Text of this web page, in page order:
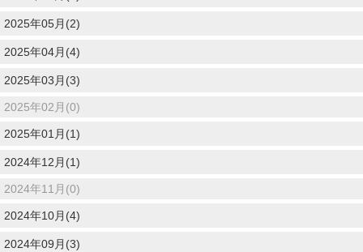
2025年05月(2)
2025年04月(4)
2025年03月(3)
2025年02月(0)
2025年01月(1)
2024年12月(1)
2024年11月(0)
2024年10月(4)
2024年09月(3)